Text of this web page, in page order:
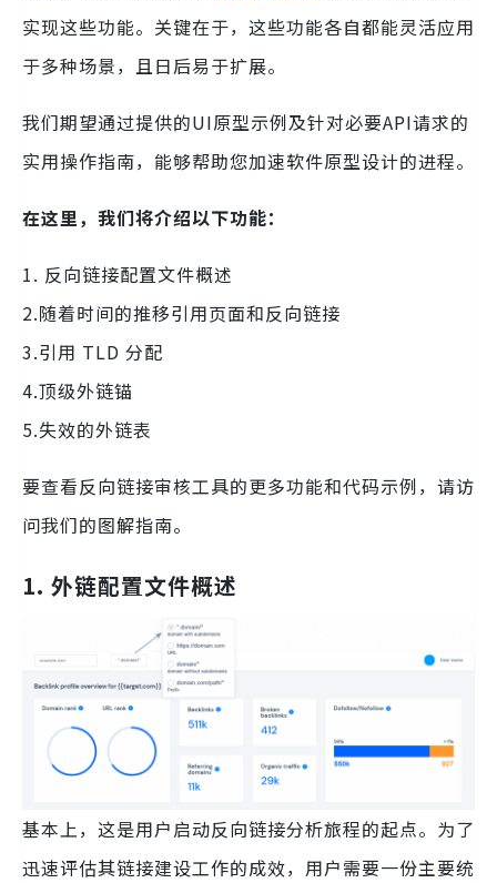
实现这些功能。关键在于，这些功能各自都能灵活应用
于多种场景，且日后易于扩展。
我们期望通过提供的UI原型示例及针对必要API请求的
实用操作指南，能够帮助您加速软件原型设计的进程。
在这里，我们将介绍以下功能：
1. 反向链接配置文件概述
2.随着时间的推移引用页面和反向链接
3.引用 TLD 分配
4.顶级外链锚
5.失效的外链表
要查看反向链接审核工具的更多功能和代码示例，请访
问我们的图解指南。
1. 外链配置文件概述
基本上，这是用户启动反向链接分析旅程的起点。为了
迅速评估其链接建设工作的成效，用户需要一份主要统